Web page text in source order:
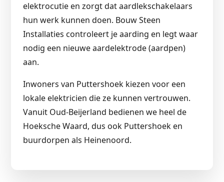
elektrocutie en zorgt dat aardlekschakelaars
hun werk kunnen doen. Bouw Steen
Installaties controleert je aarding en legt waar
nodig een nieuwe aardelektrode (aardpen)
aan.
Inwoners van Puttershoek kiezen voor een
lokale elektricien die ze kunnen vertrouwen.
Vanuit Oud-Beijerland bedienen we heel de
Hoeksche Waard, dus ook Puttershoek en
buurdorpen als Heinenoord.